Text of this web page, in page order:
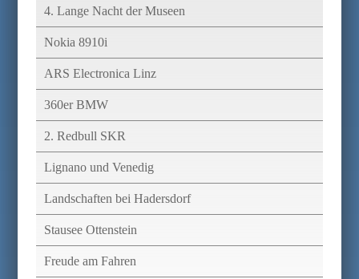
4. Lange Nacht der Museen
Nokia 8910i
ARS Electronica Linz
360er BMW
2. Redbull SKR
Lignano und Venedig
Landschaften bei Hadersdorf
Stausee Ottenstein
Freude am Fahren